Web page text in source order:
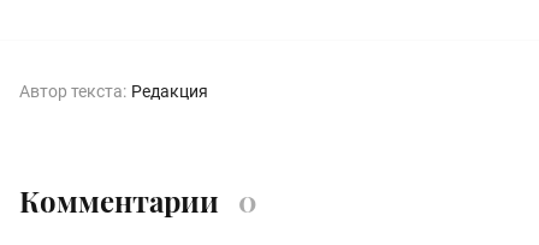
Автор текста: Редакция
Комментарии 0